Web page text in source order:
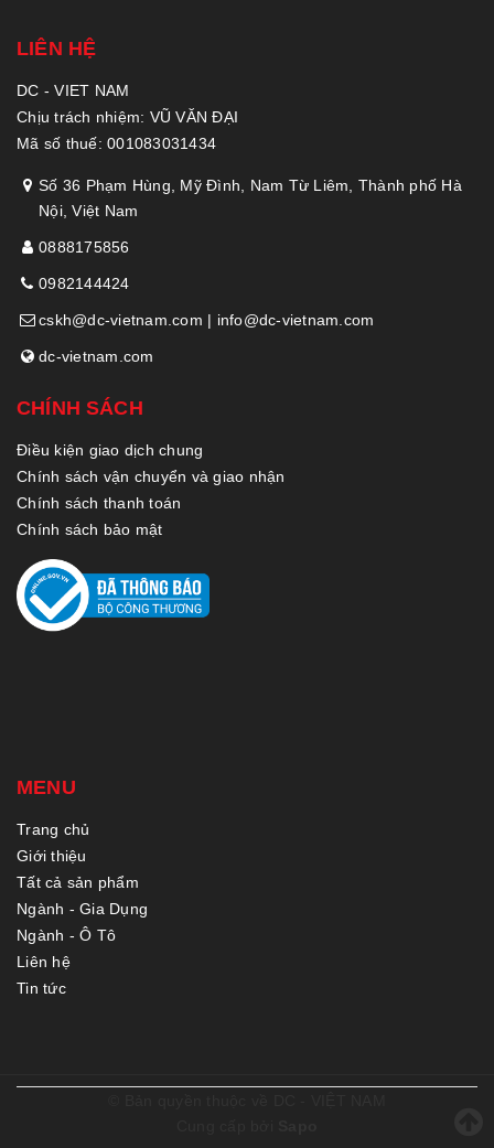
LIÊN HỆ
DC - VIET NAM
Chịu trách nhiệm: VŨ VĂN ĐẠI
Mã số thuế: 001083031434
Số 36 Phạm Hùng, Mỹ Đình, Nam Từ Liêm, Thành phố Hà
Nội, Việt Nam
0888175856
0982144424
cskh@dc-vietnam.com | info@dc-vietnam.com
dc-vietnam.com
CHÍNH SÁCH
Điều kiện giao dịch chung
Chính sách vận chuyển và giao nhận
Chính sách thanh toán
Chính sách bảo mật
MENU
Trang chủ
Giới thiệu
Tất cả sản phẩm
Ngành - Gia Dụng
Ngành - Ô Tô
Liên hệ
Tin tức